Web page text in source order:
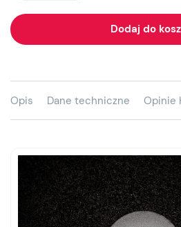
Dodaj do
Opis Dane techniczne Opinie